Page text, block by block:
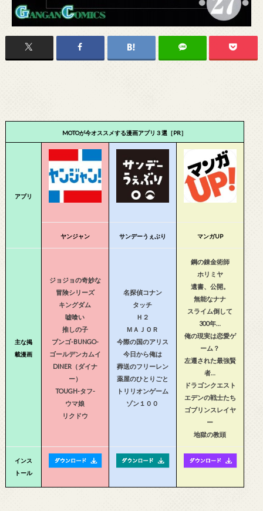
MOTOが今オススメする漫画アプリ３選［PR］
アプリ
ヤンジャン サンデーうぇぶり マンガUP
主な掲
載漫画
ジョジョの奇妙な
冒険シリーズ
キングダム
嘘喰い
推しの子
ブンゴ-BUNGO-
ゴールデンカムイ
DINER（ダイナ
ー）
TOUGH-タフ-
ウマ娘
リクドウ
名探偵コナン
タッチ
Ｈ２
ＭＡＪＯＲ
今際の国のアリス
今日から俺は
葬送のフリーレン
薬屋のひとりごと
トリリオンゲーム
ゾン１００
鋼の錬金術師
ホリミヤ
遺書、公開。
無能なナナ
スライム倒して
300年…
俺の現実は恋愛ゲ
ーム？
左遷された最強賢
者…
ドラゴンクエスト
エデンの戦士たち
ゴブリンスレイヤ
ー
地獄の教頭
インス
トール